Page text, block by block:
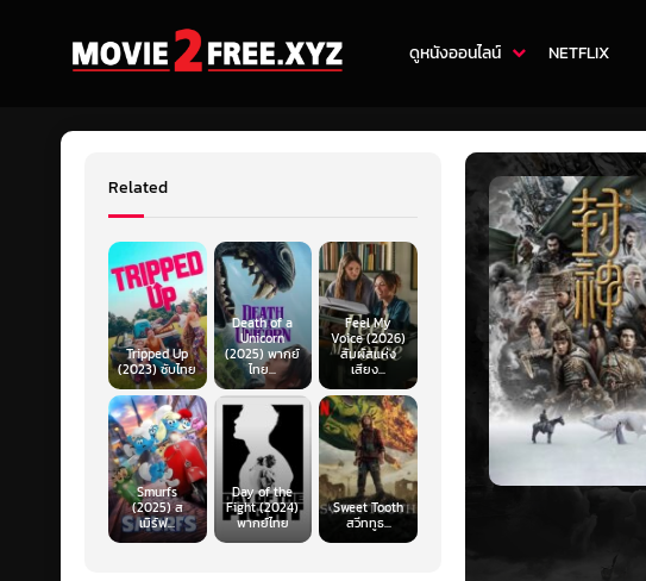
ดูหนังออนไลน์ NETFLIX
Related
Tripped Up
(2023) ซับไทย
Death of a
Unicorn
(2025) พากย์
ไทย...
Feel My
Voice (2026)
สัมผัสแห่ง
เสียง...
Smurfs
(2025) ส
เมิร์ฟ...
Day of the
Fight (2024)
พากย์ไทย
Sweet Tooth
สวีททูธ...